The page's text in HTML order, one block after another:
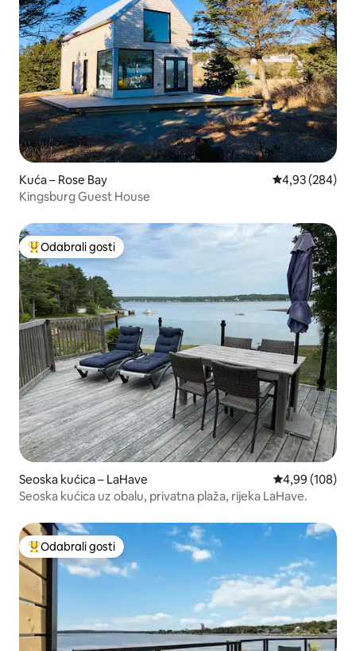
Kuća – Rose Bay Prosječna
4,93 (284)
Kingsburg Guest House
Među najviše rangiranima s oznakom „Odabrali gosti”
Odabrali gosti
Seoska kućica – LaHave Prosječna
4,99 (108)
Seoska kućica uz obalu, privatna plaža, rijeka LaHave.
Među najviše rangiranima s oznakom „Odabrali gosti”
Odabrali gosti